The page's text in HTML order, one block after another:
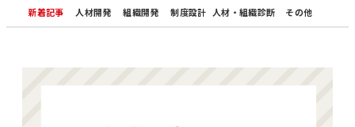
新着記事 人材開発 組織開発 制度設計 人材・組織診断 その他